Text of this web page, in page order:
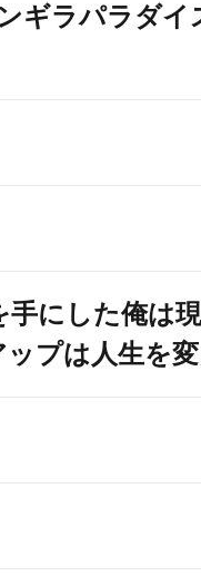
ギラパラダイ
手にした俺は
プは人生を